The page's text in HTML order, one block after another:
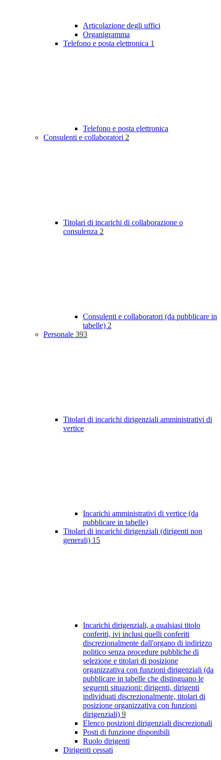
Articolazione degli uffici
Organigramma
Telefono e posta elettronica 1
Telefono e posta elettronica
Consulenti e collaboratori 2
Titolari di incarichi di collaborazione o
consulenza 2
Consulenti e collaboratori (da pubblicare in
tabelle) 2
Personale 393
Titolari di incarichi dirigenziali amministrativi di
vertice
Incarichi amministrativi di vertice (da
pubblicare in tabelle)
Titolari di incarichi dirigenziali (dirigenti non
generali) 15
Incarichi dirigenziali, a qualsiasi titolo
conferiti, ivi inclusi quelli conferiti
discrezionalmente dall'organo di indirizzo
politico senza procedure pubbliche di
selezione e titolari di posizione
organizzativa con funzioni dirigenziali (da
pubblicare in tabelle che distinguano le
seguenti situazioni: dirigenti, dirigenti
individuati discrezionalmente, titolari di
posizione organizzativa con funzioni
dirigenziali) 9
Elenco posizioni dirigenziali discrezionali
Posti di funzione disponibili
Ruolo dirigenti
Dirigenti cessati